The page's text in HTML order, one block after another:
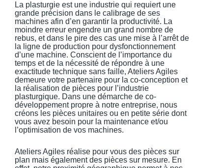
La plasturgie est une industrie qui requiert une
grande précision dans le calibrage de ses
machines afin d’en garantir la productivité. La
moindre erreur engendre un grand nombre de
rebus, et dans le pire des cas une mise à l’arrêt de
la ligne de production pour dysfonctionnement
d’une machine. Conscient de l’importance du
temps et de la nécessité de répondre à une
exactitude technique sans faille, Ateliers Agiles
demeure votre partenaire pour la co-conception et
la réalisation de pièces pour l’industrie
plasturgique. Dans une démarche de co-
développement propre à notre entreprise, nous
créons les pièces unitaires ou en petite série dont
vous avez besoin pour la maintenance et/ou
l’optimisation de vos machines.
Ateliers Agiles réalise pour vous des pièces sur
plan mais également des pièces sur mesure. En